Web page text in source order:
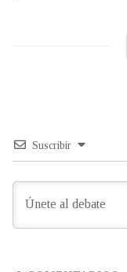
Suscribir